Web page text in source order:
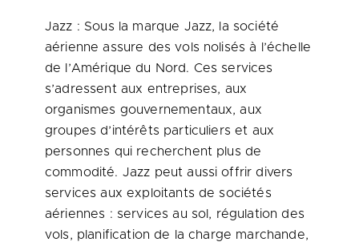
Jazz : Sous la marque Jazz, la société
aérienne assure des vols nolisés à l’échelle
de l’Amérique du Nord. Ces services
s’adressent aux entreprises, aux
organismes gouvernementaux, aux
groupes d’intérêts particuliers et aux
personnes qui recherchent plus de
commodité. Jazz peut aussi offrir divers
services aux exploitants de sociétés
aériennes : services au sol, régulation des
vols, planification de la charge marchande,